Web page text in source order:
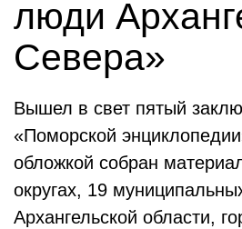
люди
Севера»
Вышел в свет пятый
«Поморской
обложкой собран
округах, 19
Архангельской области,